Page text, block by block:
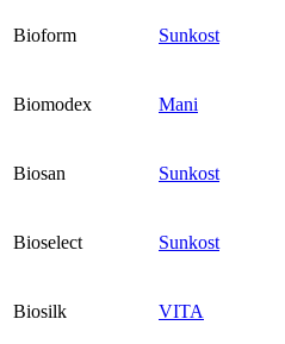
Bioform Sunkost
Biomodex Mani
Biosan Sunkost
Bioselect Sunkost
Biosilk VITA